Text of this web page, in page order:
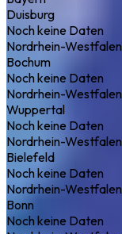
Duisburg
Noch keine Daten
Nordrhein-Westfalen
Bochum
Noch keine Daten
Nordrhein-Westfalen
Wuppertal
Noch keine Daten
Nordrhein-Westfalen
Bielefeld
Noch keine Daten
Nordrhein-Westfalen
Bonn
Noch keine Daten